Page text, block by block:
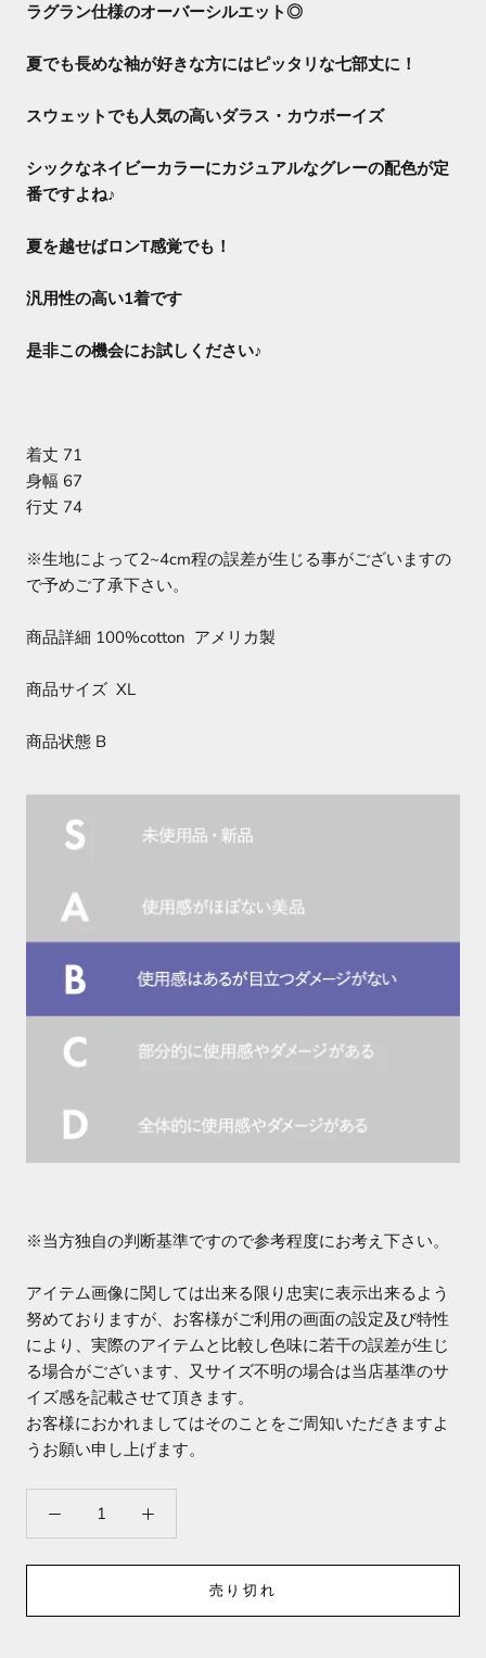
ラグラン仕様のオーバーシルエット◎
夏でも長めな袖が好きな方にはピッタリな七部丈に！
スウェットでも人気の高いダラス・カウボーイズ
シックなネイビーカラーにカジュアルなグレーの配色が定
番ですよね♪
夏を越せばロンT感覚でも！
汎用性の高い1着です
是非この機会にお試しください♪
着丈 71
身幅 67
行丈 74
※生地によって2~4cm程の誤差が生じる事がございますの
で予めご了承下さい。
商品詳細 100%cotton アメリカ製
商品サイズ XL
商品状態 B
※当方独自の判断基準ですので参考程度にお考え下さい。
アイテム画像に関しては出来る限り忠実に表示出来るよう
努めておりますが、お客様がご利用の画面の設定及び特性
により、実際のアイテムと比較し色味に若干の誤差が生じ
る場合がございます、又サイズ不明の場合は当店基準のサ
イズ感を記載させて頂きます。
お客様におかれましてはそのことをご周知いただきますよ
うお願い申し上げます。
売り切れ